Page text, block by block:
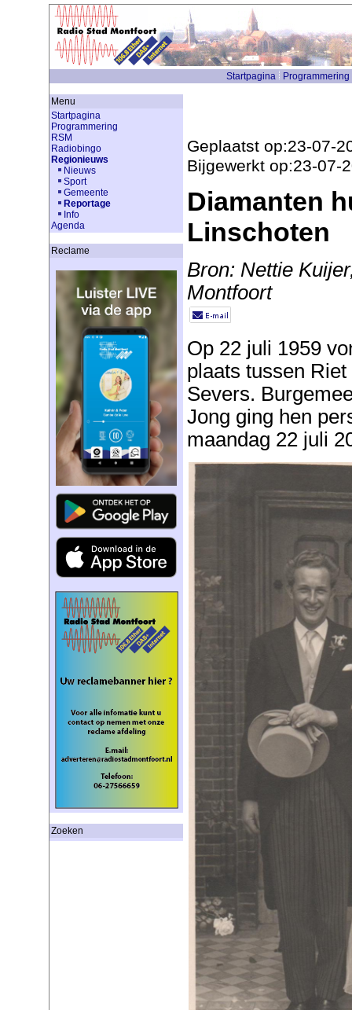
Startpagina Programmering
Menu
Startpagina
Programmering
RSM
Radiobingo
Regionieuws
Nieuws
Sport
Gemeente
Reportage
Info
Agenda
Reclame
Zoeken
Geplaatst op:23-07-
Bijgewerkt op:23-07-
Diamanten
Linschoten
Bron: Nettie
Montfoort
Op 22 juli 1959
plaats tussen
Severs.
Jong ging hen
maandag 22 juli